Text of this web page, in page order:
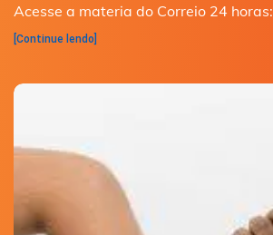
Acesse a materia do Correio 24 horas:
[Continue lendo]